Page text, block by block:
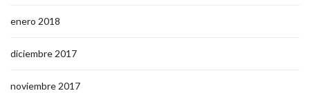
enero 2018
diciembre 2017
noviembre 2017